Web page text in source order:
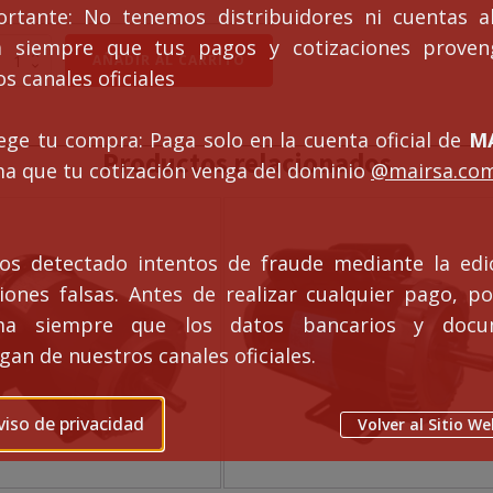
No tenemos distribuidores ni cuentas
siempre que tus pagos y cotizaciones
canales oficiales
tu compra: Paga solo en la cuenta oficial de
que tu cotización venga del dominio
detectado intentos de fraude mediante la
falsas. Antes de realizar cualquier pago,
siempre que los datos bancarios y
de nuestros canales oficiales.
de privacidad Volver al Sitio
AÑADIR AL CARRITO
Productos relacionados